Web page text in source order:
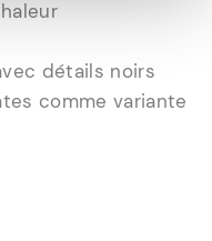
détails noirs
comme variante